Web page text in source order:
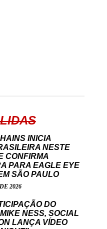
INICIA
NESTE
CONFIRMA
PARA EAGLE EYE
SÃO PAULO
2026
DO
NESS, SOCIAL
LANÇA VÍDEO